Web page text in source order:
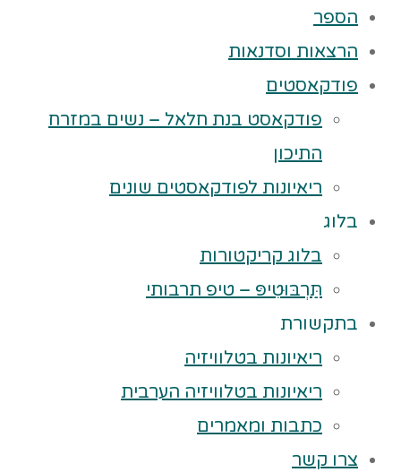
הספר
הרצאות וסדנאות
פודקאסטים
פודקאסט בנת חלאל – נשים במזרח
התיכון
ריאיונות לפודקאסטים שונים
בלוג
בלוג קריקטורות
תַּרְבּוּטִיפּ – טיפ תרבותי
בתקשורת
ריאיונות בטלוויזיה
ריאיונות בטלוויזיה הערבית
כתבות ומאמרים
צרו קשר